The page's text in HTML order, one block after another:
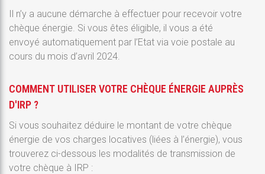
Il n’y a aucune démarche à effectuer pour recevoir votre
chèque énergie. Si vous êtes éligible, il vous a été
envoyé automatiquement par l’Etat via voie postale au
cours du mois d’avril 2024
COMMENT UTILISER VOTRE CHÈQUE ÉNERGIE AUPRÈS
D'IRP ?
Si vous souhaitez déduire le montant de votre chèque
énergie de vos charges locatives (liées à l’énergie), vous
trouverez ci-dessous les modalités de transmission de
votre chèque à IRP :